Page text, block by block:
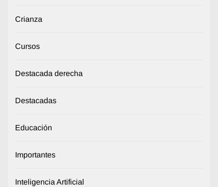
Crianza
Cursos
Destacada derecha
Destacadas
Educación
Importantes
Inteligencia Artificial